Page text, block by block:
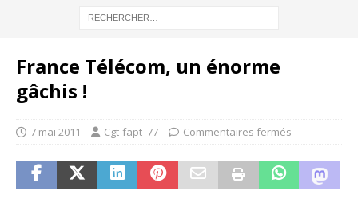
France Télécom, un énorme
gâchis !
7 mai 2011 Cgt-fapt_77 Commentaires fermés